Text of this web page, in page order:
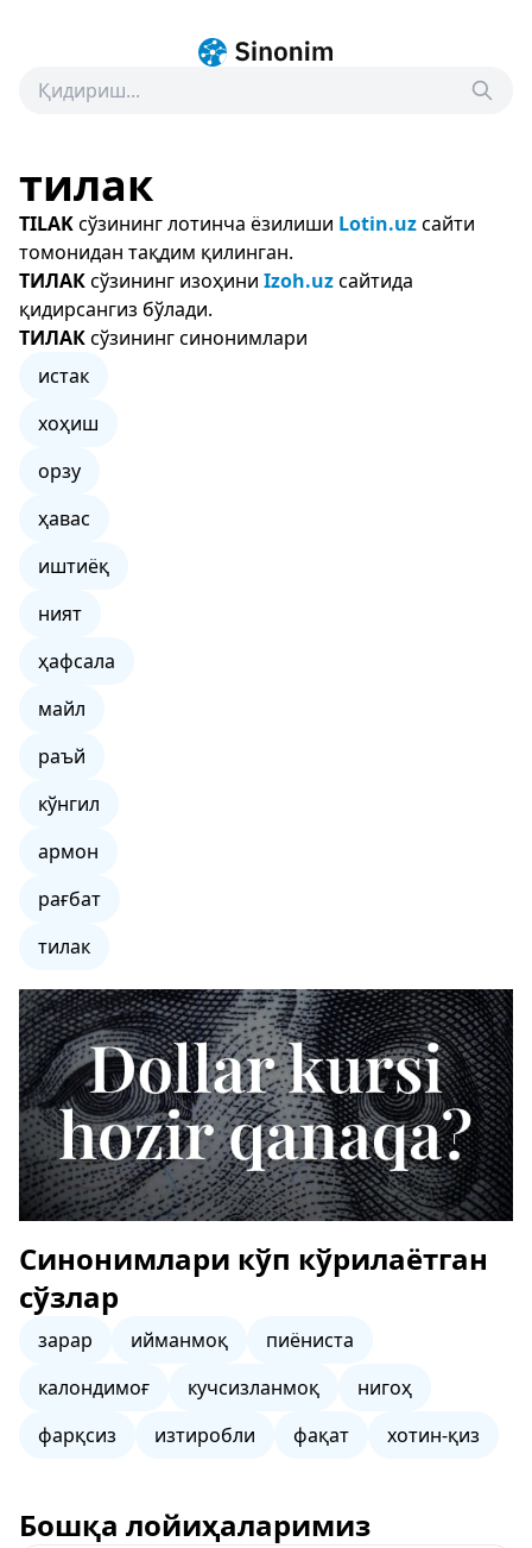
тилак
TILAKсўзининг лотинча ёзилиши Lotin.uzсайти
томонидан тақдим қилинган.
ТИЛАКсўзининг изоҳини Izoh.uzсайтида
қидирсангиз бўлади.
ТИЛАКсўзининг синонимлари
истак
хоҳиш
орзу
ҳавас
иштиёқ
ният
ҳафсала
майл
раъй
кўнгил
армон
рағбат
тилак
Синонимлари кўп кўрилаётган
сўзлар
зарар ийманмоқ
пиёниста
калондимоғ
кучсизланмоқ
нигоҳ
фарқсиз
изтиробли фақат хотин-қиз
Бошқа лойиҳаларимиз